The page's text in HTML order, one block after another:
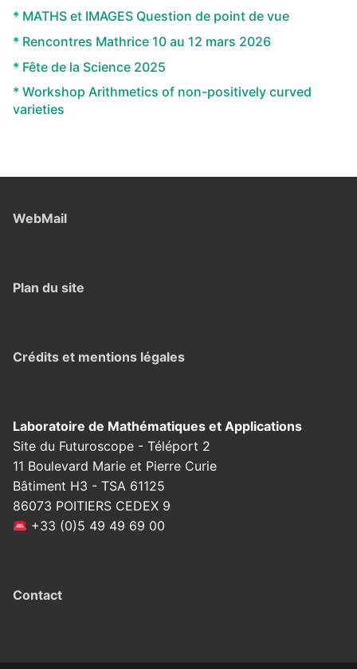
* MATHS et IMAGES Question de point de vue
* Rencontres Mathrice 10 au 12 mars 2026
* Fête de la Science 2025
* Workshop Arithmetics of non-positively curved
varieties
WebMail
Plan du site
Crédits et mentions légales
Laboratoire de Mathématiques et Applications
Site du Futuroscope - Téléport 2
11 Boulevard Marie et Pierre Curie
Bâtiment H3 - TSA 61125
86073 POITIERS CEDEX 9
+33 (0)5 49 49 69 00
Contact